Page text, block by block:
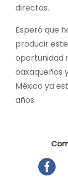
directos.
Esperó que
producir
oportunidad
oaxaqueños
México ya
años.